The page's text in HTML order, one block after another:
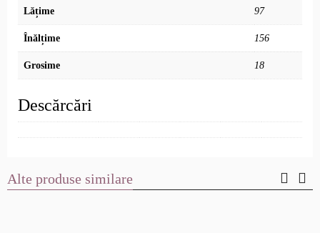
Lățime 97
Înălțime 156
Grosime 18
Descărcări
Alte produse similare